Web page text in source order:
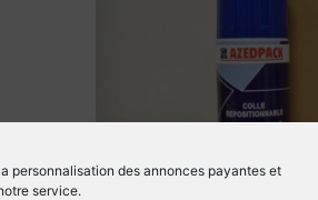
personnalisation des annonces payantes et
service.